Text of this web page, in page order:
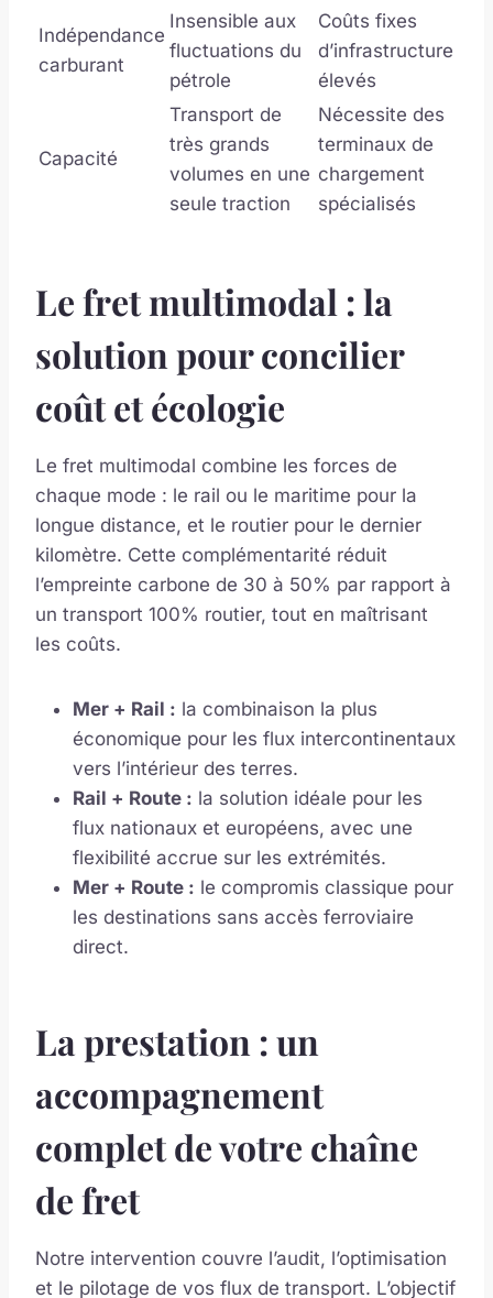
Indépendance
carburant
Insensible aux
fluctuations du
pétrole
Coûts fixes
d’infrastructure
élevés
Capacité
Transport de
très grands
volumes en une
seule traction
Nécessite des
terminaux de
chargement
spécialisés
Le fret multimodal : la
solution pour concilier
coût et écologie
Le fret multimodal combine les forces de
chaque mode : le rail ou le maritime pour la
longue distance, et le routier pour le dernier
kilomètre. Cette complémentarité réduit
l’empreinte carbone de 30 à 50% par rapport à
un transport 100% routier, tout en maîtrisant
les coûts.
Mer + Rail : la combinaison la plus
économique pour les flux intercontinentaux
vers l’intérieur des terres.
Rail + Route : la solution idéale pour les
flux nationaux et européens, avec une
flexibilité accrue sur les extrémités.
Mer + Route : le compromis classique pour
les destinations sans accès ferroviaire
direct.
La prestation : un
accompagnement
complet de votre chaîne
de fret
Notre intervention couvre l’audit, l’optimisation
et le pilotage de vos flux de transport. L’objectif